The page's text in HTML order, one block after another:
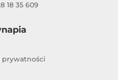
18 35 609
prywatności